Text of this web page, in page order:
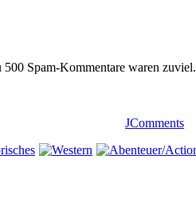
Spam-Kommentare waren zuviel.
JComments